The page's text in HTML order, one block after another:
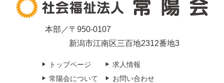
本部／〒950-0107
新潟市江南区三百地2312番地3
トップページ
常陽会について
求人情報
お問い合わせ